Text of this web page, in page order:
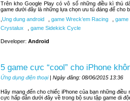
Trên kho Google Play có vô số những điều kì thú
game dưới đây là những lựa chọn ưu tú đáng để cho
Ung dung android game Wreck’em Racing
game
Crystalux
game Sidekick Cycle
Developer: Android
5 game cực “cool” cho iPhone
Ứng dụng điện thoại| Ngày đăng: 08/06/2015 13:36
Hãy mang đến cho chiếc iPhone của bạn những
cực hấp dẫn dưới đây về trong bộ sưu tập game di